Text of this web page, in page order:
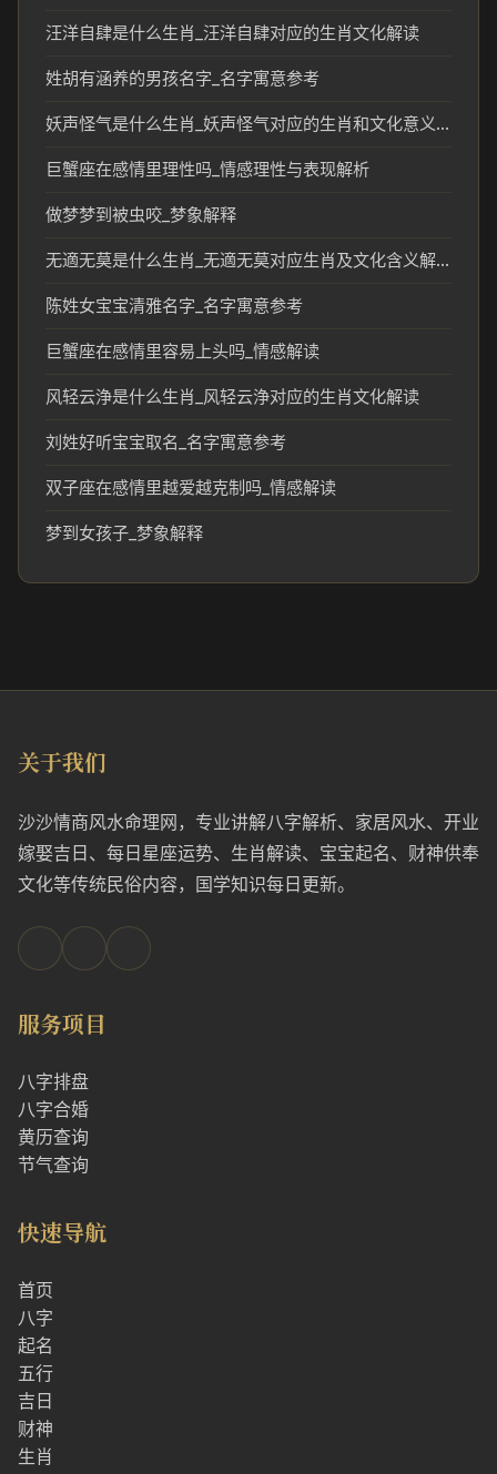
汪洋自肆是什么生肖_汪洋自肆对应的生肖文化解读
姓胡有涵养的男孩名字_名字寓意参考
妖声怪气是什么生肖_妖声怪气对应的生肖和文化意义解析
巨蟹座在感情里理性吗_情感理性与表现解析
做梦梦到被虫咬_梦象解释
无適无莫是什么生肖_无適无莫对应生肖及文化含义解析
陈姓女宝宝清雅名字_名字寓意参考
巨蟹座在感情里容易上头吗_情感解读
风轻云浄是什么生肖_风轻云浄对应的生肖文化解读
刘姓好听宝宝取名_名字寓意参考
双子座在感情里越爱越克制吗_情感解读
梦到女孩子_梦象解释
关于我们
沙沙情商风水命理网，专业讲解八字解析、家居风水、开业
嫁娶吉日、每日星座运势、生肖解读、宝宝起名、财神供奉
文化等传统民俗内容，国学知识每日更新。
服务项目
八字排盘
八字合婚
黄历查询
节气查询
快速导航
首页
八字
起名
五行
吉日
财神
生肖